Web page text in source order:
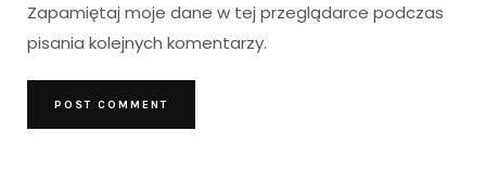
Zapamiętaj moje dane w tej przeglądarce podczas
pisania kolejnych komentarzy.